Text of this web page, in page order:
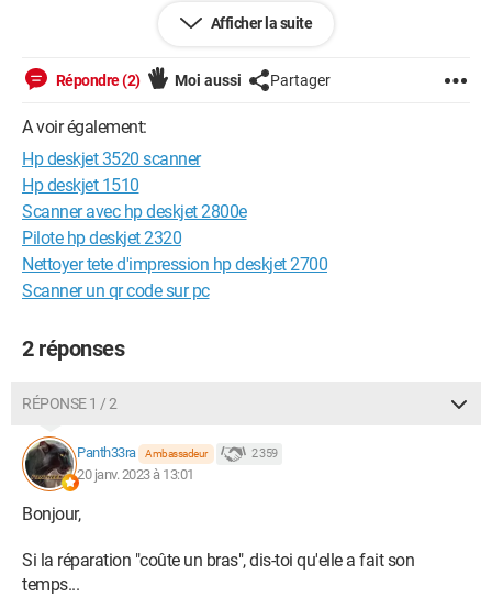
Merci de vos réponses
Bonne journée à tous
Windows / Chrome 109.0.0.0
Afficher la suite
Répondre (2) Moi aussi Partager
A voir également:
Hp deskjet 3520 scanner
Hp deskjet 1510
Scanner avec hp deskjet 2800e
Pilote hp deskjet 2320
Nettoyer tete d'impression hp deskjet 2700
Scanner un qr code sur pc
2 réponses
RÉPONSE 1 / 2
Panth33ra Ambassadeur 2 359
20 janv. 2023 à 13:01
Bonjour,
Si la réparation "coûte un bras", dis-toi qu'elle a fait son
temps...